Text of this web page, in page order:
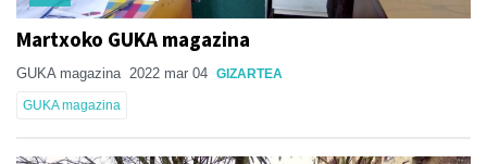
Martxoko GUKA magazina
GUKA magazina 2022 mar 04 GIZARTEA
GUKA magazina